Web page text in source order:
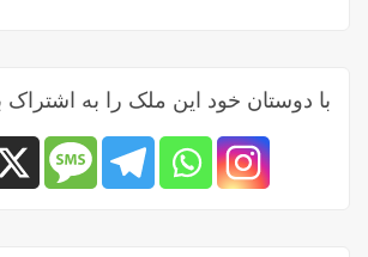
با دوستان خود این ملک را به اشتراک